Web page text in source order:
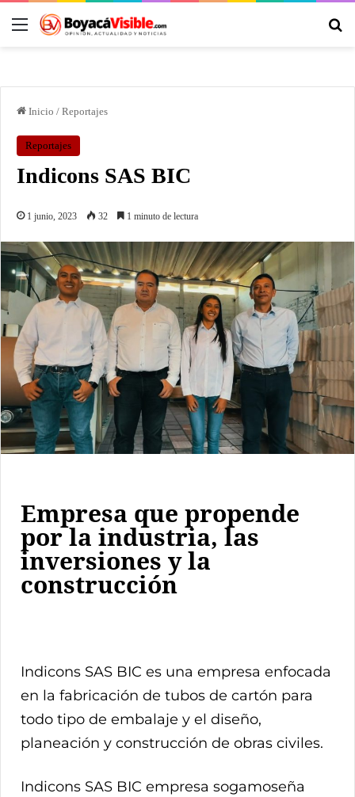
Inicio / Reportajes
Reportajes
Indicons SAS BIC
1 junio, 2023 32 1 minuto de lectura
Empresa que propende
por la industria, las
inversiones y la
construcción
Indicons SAS BIC es una empresa enfocada
en la fabricación de tubos de cartón para
todo tipo de embalaje y el diseño,
planeación y construcción de obras civiles.
Indicons SAS BIC empresa sogamoseña